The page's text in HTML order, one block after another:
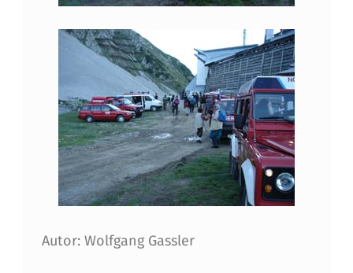
Autor: Wolfgang Gassler